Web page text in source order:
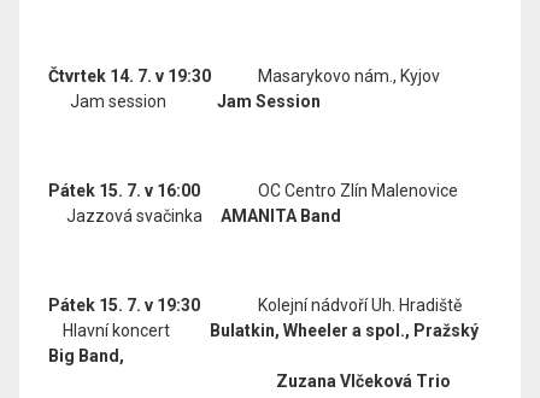
Čtvrtek 14. 7. v 19:30
Masarykovo nám., Kyjov
Jam session Jam Session
Pátek 15. 7. v 16:00 OC Centro Zlín Malenovice
Jazzová svačinka
AMANITA Band
Pátek 15. 7. v 19:30
Kolejní nádvoří Uh. Hradiště
Hlavní koncert
Bulatkin, Wheeler a spol., Pražský
Big Band,
Zuzana Vlčeková Trio